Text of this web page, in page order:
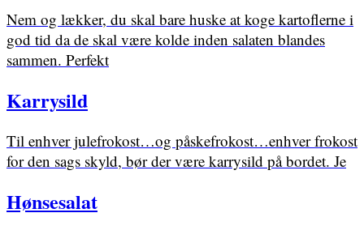
Nem og lækker, du skal bare huske at koge kartoflerne i
god tid da de skal være kolde inden salaten blandes
sammen. Perfekt
Karrysild
Til enhver julefrokost…og påskefrokost…enhver frokost
for den sags skyld, bør der være karrysild på bordet. Je
Hønsesalat